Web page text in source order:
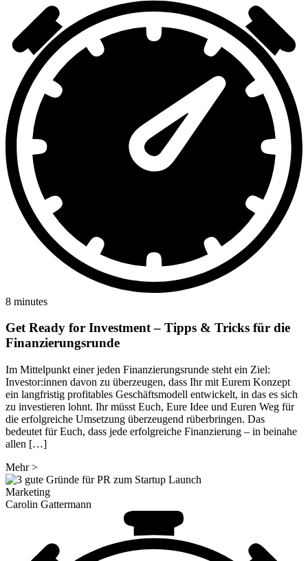
8 minutes
Get Ready for Investment – Tipps & Tricks für die
Finanzierungsrunde
Im Mittelpunkt einer jeden Finanzierungsrunde steht ein Ziel:
Investor:innen davon zu überzeugen, dass Ihr mit Eurem Konzept
ein langfristig profitables Geschäftsmodell entwickelt, in das es sich
zu investieren lohnt. Ihr müsst Euch, Eure Idee und Euren Weg für
die erfolgreiche Umsetzung überzeugend rüberbringen. Das
bedeutet für Euch, dass jede erfolgreiche Finanzierung – in beinahe
allen […]
Mehr>
Marketing
Carolin Gattermann